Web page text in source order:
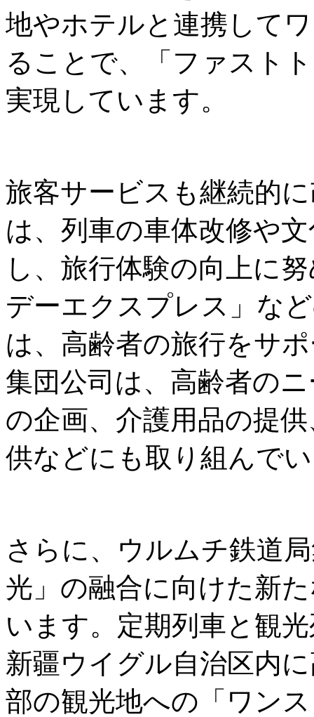
地やホテルと連携して
ることで、「ファスト
実現しています。
旅客サービスも継続的
は、列車の車体改修や
し、旅行体験の向上に
デーエクスプレス」な
は、高齢者の旅行をサ
集団公司は、高齢者の
の企画、介護用品の提
供などにも取り組んで
さらに、ウルムチ鉄道
光」の融合に向けた新
います。定期列車と観
新疆ウイグル自治区内
部の観光地への「ワン